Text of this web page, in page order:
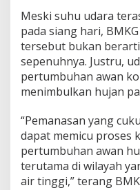
j
a
t
e
l
c
u
Meski suhu udara
pada siang hari,
tersebut bukan
sepenuhnya. Justru,
pertumbuhan awan
menimbulkan hujan
“Pemanasan yang
dapat memicu proses
pertumbuhan awan
terutama di wilayah
air tinggi,” terang